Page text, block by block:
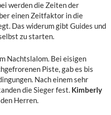
werden die Zeiten der
einen Zeitfaktor in die
Das widerum gibt Guides und
zu starten.
Nachtslalom. Bei eisigen
Piste, gab es bis
Nach einem sehr
die Sieger fest. Kimberly
Herren.